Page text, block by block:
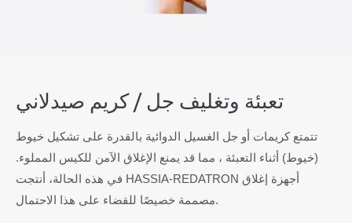
تعبئة وتغليف جل / كريم صيدلاني
تتمتع كريمات أو جل الغسيل الدوائية بالقدرة على تشكيل خيوط
(خيوط) أثناء التعبئة ، مما قد يمنع الإغلاق الآمن للكيس المملوء.
في هذه الحالة، أنتجت HASSIA-REDATRON أجهزة إغلاق
مصممة خصيصًا للقضاء على هذا الاحتمال.